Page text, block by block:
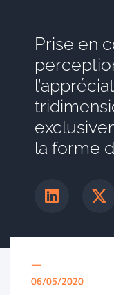
Prise en
la forme
—
06/05/2020